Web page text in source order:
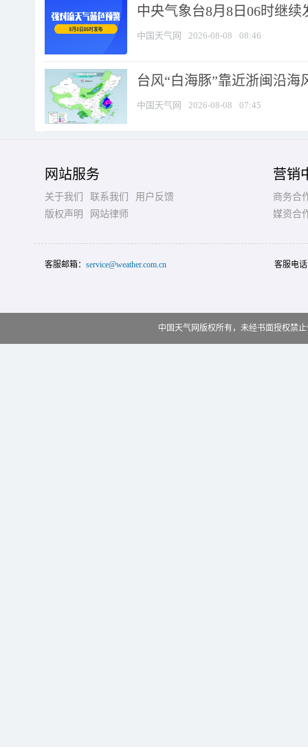
中央气象台8月8日06时继
中国天气网 2026-08-08 08:46
台风“白海豚”靠近浙闽沿
中国天气网 2026-08-08 07:45
网站服务
关于我们 联系我们
用户反馈
版权声明
网站律师
营销
商务合
媒资合
客服邮箱： service@weather.com.cn 客服电
中国天气网版权所有，未经书面授权